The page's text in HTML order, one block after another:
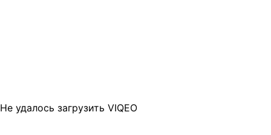
Не удалось загрузить VIQEO